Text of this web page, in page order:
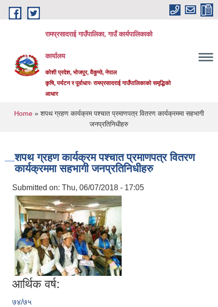
Skip to main content
रामप्रसादराई गाउँपालिका, गाउँ कार्यपालिकाको
कार्यालय
कोशी प्रदेश, भोजपुर, वैकुण्ठे, नेपाल
कृषि, पर्यटन र पूर्वाधारः रामप्रसादराई गाउँपालिकाको समृद्धिको
आधार
You are here
Home » शपथ ग्रहण कार्यक्रम पश्चात प्रमाणपत्र वितरण कार्यक्रममा सहभागी
जनप्रतिनिधीहरु
शपथ ग्रहण कार्यक्रम पश्चात प्रमाणपत्र वितरण
कार्यक्रममा सहभागी जनप्रतिनिधीहरु
Submitted on: Thu, 06/07/2018 - 17:05
आर्थिक वर्ष:
७४/७५